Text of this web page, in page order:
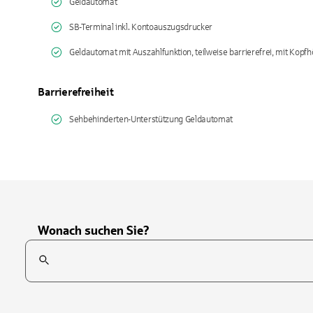
Geldautomat
SB-Terminal inkl. Kontoauszugsdrucker
Geldautomat mit Auszahlfunktion, teilweise barrierefrei, mit
Barrierefreiheit
Sehbehinderten-Unterstützung Geldautomat
Wonach suchen Sie?
Suchfeld